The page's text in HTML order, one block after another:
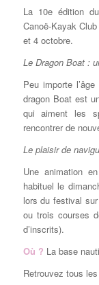
La 10e édition
Canoë-Kayak
et 4 octobre.
Le Dragon Boat :
Peu importe
dragon Boat est
qui aiment les
rencontrer de
Le plaisir de
Une animation
habituel le
lors du festival
ou trois courses
d’inscrits).
Où ? La base
Retrouvez tous